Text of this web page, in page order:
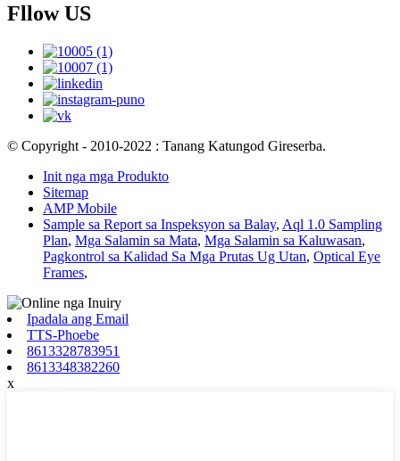
Fllow US
© Copyright - 2010-2022 : Tanang Katungod Gireserba.
Init nga mga Produkto
Sitemap
AMP Mobile
Sample sa Report sa Inspeksyon sa Balay, Aql 1.0 Sampling
Plan, Mga Salamin sa Mata, Mga Salamin sa Kaluwasan,
Pagkontrol sa Kalidad Sa Mga Prutas Ug Utan, Optical Eye
Frames,
Ipadala ang Email
TTS-Phoebe
8613328783951
8613348382260
x